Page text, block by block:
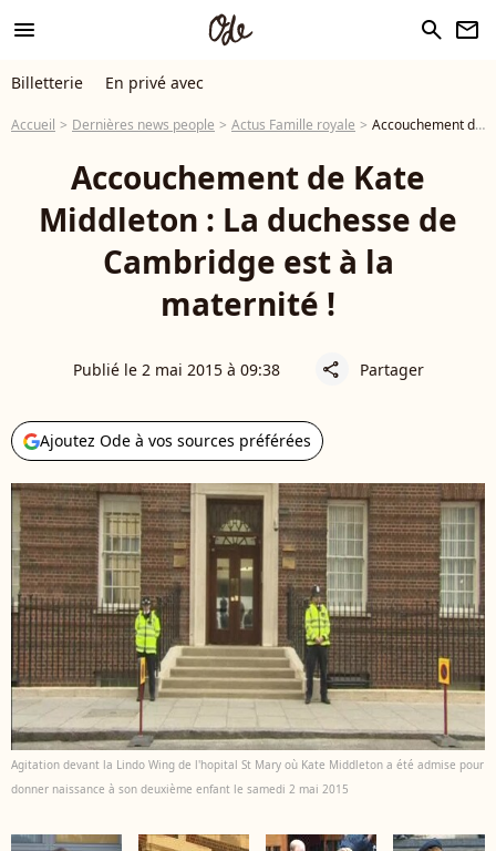
menu search newsletter
Billetterie En privé avec
Accueil Dernières news people Actus Famille royale Accouchement de Kate Middleton : La duchesse de Cambridge est à la maternité !
Accouchement de Kate
Middleton : La duchesse de
Cambridge est à la
maternité !
Publié le 2 mai 2015 à 09:38 share Partager
Ajoutez Ode à vos sources préférées
Agitation devant la Lindo Wing de l'hopital St Mary où Kate Middleton a été admise pour
donner naissance à son deuxième enfant le samedi 2 mai 2015